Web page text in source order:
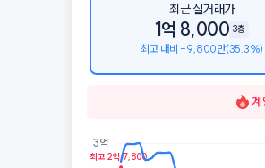
최근 실거래가
1억 8,000 3층
최고 대비 -9,800만(35.3%)
계
3억
최고 2억 7,800